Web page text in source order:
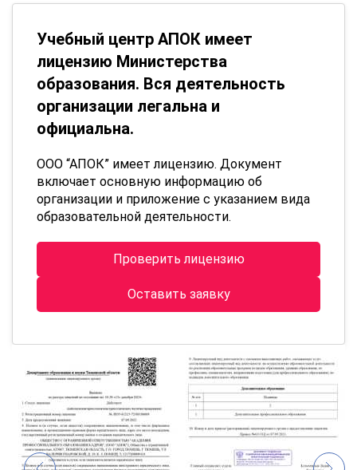
Учебный центр АПОК имеет
лицензию Министерства
образования. Вся деятельность
организации легальна и
официальна.
ООО “АПОК” имеет лицензию. Документ
включает основную информацию об
организации и приложение с указанием вида
образовательной деятельности.
Проверить лицензию
Оставить заявку